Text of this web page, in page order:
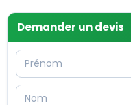
Demander un devis